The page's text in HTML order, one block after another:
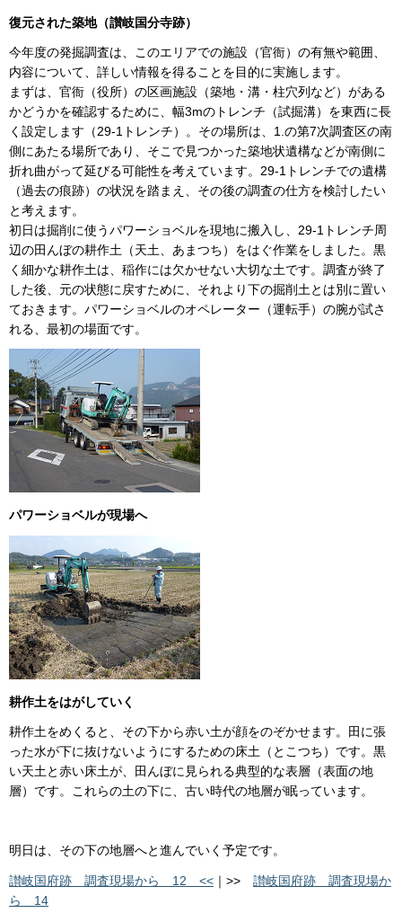
復元された築地（讃岐国分寺跡）
今年度の発掘調査は、このエリアでの施設（官衙）の有無や範囲、
内容について、詳しい情報を得ることを目的に実施します。
まずは、官衙（役所）の区画施設（築地・溝・柱穴列など）がある
かどうかを確認するために、幅3mのトレンチ（試掘溝）を東西に長
く設定します（29-1トレンチ）。その場所は、1.の第7次調査区の南
側にあたる場所であり、そこで見つかった築地状遺構などが南側に
折れ曲がって延びる可能性を考えています。29-1トレンチでの遺構
（過去の痕跡）の状況を踏まえ、その後の調査の仕方を検討したい
と考えます。
初日は掘削に使うパワーショベルを現地に搬入し、29-1トレンチ周
辺の田んぼの耕作土（天土、あまつち）をはぐ作業をしました。黒
く細かな耕作土は、稲作には欠かせない大切な土です。調査が終了
した後、元の状態に戻すために、それより下の掘削土とは別に置い
ておきます。パワーショベルのオペレーター（運転手）の腕が試さ
れる、最初の場面です。
パワーショベルが現場へ
耕作土をはがしていく
耕作土をめくると、その下から赤い土が顔をのぞかせます。田に張
った水が下に抜けないようにするための床土（とこつち）です。黒
い天土と赤い床土が、田んぼに見られる典型的な表層（表面の地
層）です。これらの土の下に、古い時代の地層が眠っています。
明日は、その下の地層へと進んでいく予定です。
讃岐国府跡 調査現場から 12 << ｜>> 讃岐国府跡 調査現場か
ら 14